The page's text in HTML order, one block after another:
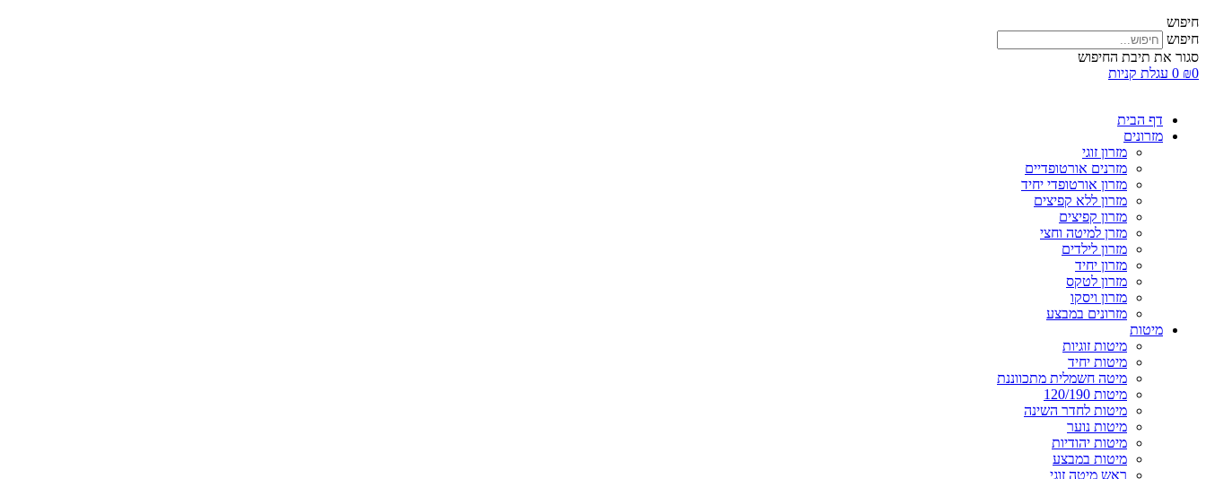
חיפוש
חיפוש
סגור את תיבת החיפוש
₪0
0 עגלת קניות
דף הבית
מזרונים
מזרון זוגי
מזרנים אורטופדיים
מזרון אורטופדי יחיד
מזרון ללא קפיצים
מזרון קפיצים
מזרן למיטה וחצי
מזרון לילדים
מזרון יחיד
מזרון לטקס
מזרון ויסקו
מזרונים במבצע
מיטות
מיטות זוגיות
מיטות יחיד
מיטה חשמלית מתכווננת
מיטות 120/190
מיטות לחדר השינה
מיטות נוער
מיטות יהודיות
מיטות במבצע
ראש מיטה זוגי